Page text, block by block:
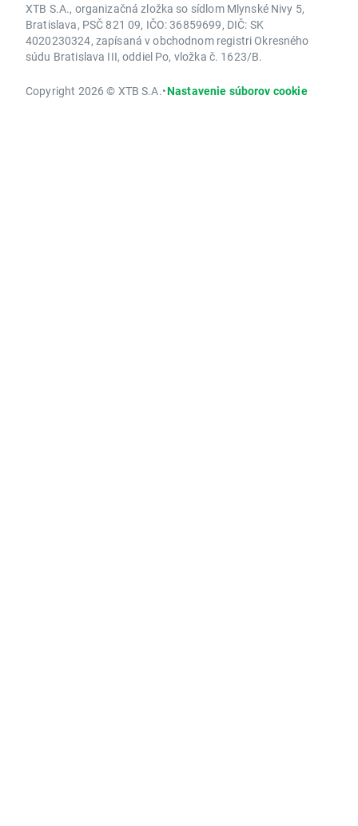
XTB S.A., organizačná zložka so sídlom Mlynské Nivy 5,
Bratislava, PSČ 821 09, IČO: 36859699, DIČ: SK
4020230324, zapísaná v obchodnom registri Okresného
súdu Bratislava III, oddiel Po, vložka č. 1623/B.
Copyright 2026 © XTB S.A.•Nastavenie súborov cookie